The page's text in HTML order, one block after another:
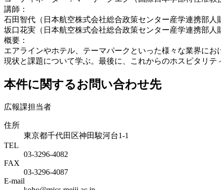
講師：
石田智代（日本航空株式会社総合政策センター産学連携部人
坂口花実（日本航空株式会社総合政策センター産学連携部
概要：
エアラインやホテル、テーマパークといった様々な業界に
現状と課題について学ぶ。最後に、これからのホスピタリ
本件に関するお問い合わせ先
広報課担当者
住所
東京都千代田区神田駿河台1-1
TEL
03-3296-4082
FAX
03-3296-4087
E-mail